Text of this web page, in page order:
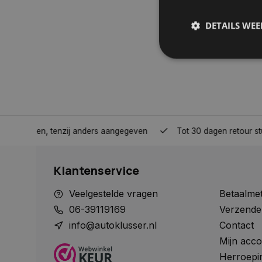
tenzij anders aangegeven Tot 30 dagen retour sturen.
Klantenservice
Veelgestelde vragen
06-39119169
info@autoklusser.nl
Contact
Mijn
DETAILS
Naam
__cf_bm